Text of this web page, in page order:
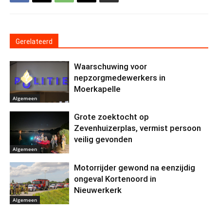
Gerelateerd
Algemeen
Waarschuwing voor
nepzorgmedewerkers in
Moerkapelle
Algemeen
Grote zoektocht op
Zevenhuizerplas, vermist persoon
veilig gevonden
Algemeen
Motorrijder gewond na eenzijdig
ongeval Kortenoord in
Nieuwerkerk